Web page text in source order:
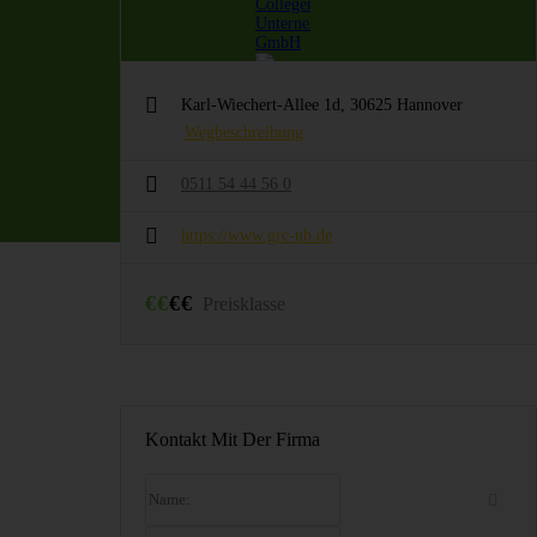
Karl-Wiechert-Allee 1d, 30625 Hannover
Wegbeschreibung
0511 54 44 56 0
https://www.grc-ub.de
€€€€ Preisklasse
Kontakt Mit Der Firma